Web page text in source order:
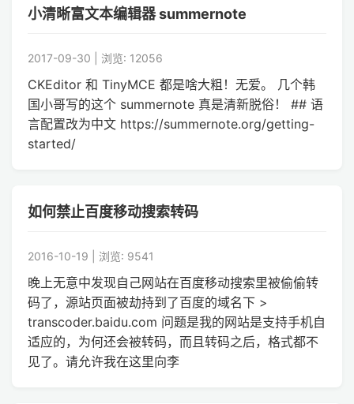
小清晰富文本编辑器 summernote
2017-09-30 | 浏览: 12056
CKEditor 和 TinyMCE 都是啥大粗！无爱。 几个韩
国小哥写的这个 summernote 真是清新脱俗！ ## 语
言配置改为中文 https://summernote.org/getting-
started/
如何禁止百度移动搜索转码
2016-10-19 | 浏览: 9541
晚上无意中发现自己网站在百度移动搜索里被偷偷转
码了，源站页面被劫持到了百度的域名下 >
transcoder.baidu.com 问题是我的网站是支持手机自
适应的，为何还会被转码，而且转码之后，格式都不
见了。请允许我在这里向李